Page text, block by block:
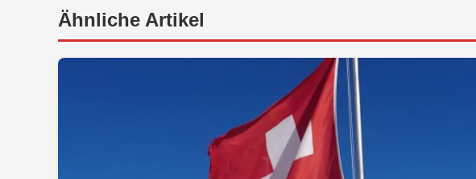
Ähnliche Artikel